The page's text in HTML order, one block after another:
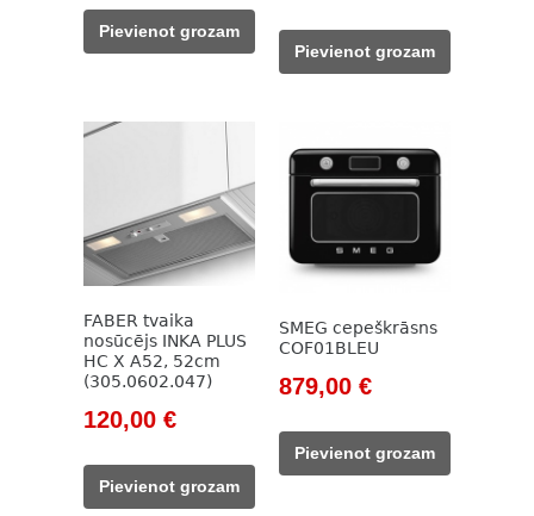
was:
157,00 €.
115,00 €.
Pievienot grozam
was:
997,00 €.
756,00 €.
Pievienot grozam
FABER tvaika
nosūcējs INKA PLUS
HC X A52, 52cm
(305.0602.047)
Original
was:
171,00 €.
120,00 €Current
120,00 €.
Pievienot grozam
SMEG cepeškrāsns
COF01BLEU
Original
was:
999,00 €.
879,00 €Current
879,00 €.
Pievienot grozam